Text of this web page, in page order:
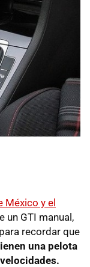
México y el
un GTI manual,
recordar que
una pelota